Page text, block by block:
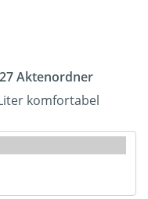
Aktenordner
komfortabel